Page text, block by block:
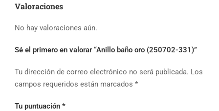
Valoraciones
No hay valoraciones aún.
Sé el primero en valorar “Anillo baño oro (250702-331)”
Tu dirección de correo electrónico no será publicada. Los
campos requeridos están marcados *
Tu puntuación *